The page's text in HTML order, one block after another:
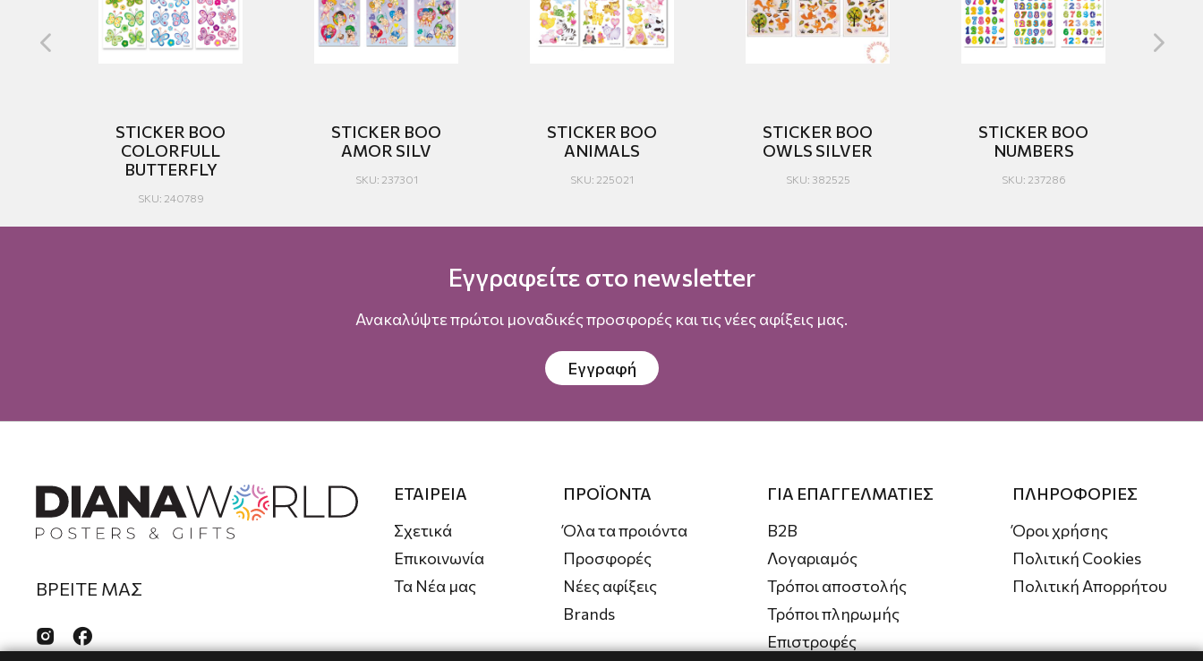
STICKER BOO
COLORFULL
BUTTERFLY
SKU: 240789
STICKER BOO
AMOR SILV
SKU: 237301
STICKER BOO
ANIMALS
SKU: 225021
STICKER BOO
OWLS SILVER
SKU: 382525
STICKER BOO
NUMBERS
SKU: 237286
Εγγραφείτε στο newsletter
Ανακαλύψτε πρώτοι μοναδικές προσφορές και τις νέες αφίξεις μας.
Εγγραφή
ΒΡΕΙΤΕ ΜΑΣ
 
ΕΤΑΙΡΕΙΑ
Σχετικά
Επικοινωνία
Τα Νέα μας
ΠΡΟΪΟΝΤΑ
Όλα τα προιόντα
Προσφορές
Νέες αφίξεις
Brands
ΓΙΑ ΕΠΑΓΓΕΛΜΑΤΙΕΣ
B2B
Λογαριαμός
Τρόποι αποστολής
Τρόποι πληρωμής
Επιστροφές
ΠΛΗΡΟΦΟΡΙΕΣ
Όροι χρήσης
Πολιτική Cookies
Πολιτική Απορρήτου